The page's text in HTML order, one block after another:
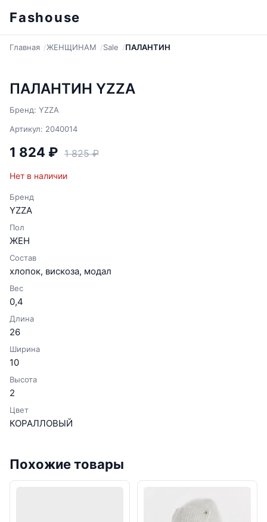
Fashouse
Главная ЖЕНЩИНАМ Sale ПАЛАНТИН
ПАЛАНТИН YZZA
Бренд: YZZA
Артикул: 2040014
1 824 ₽ 1 825 ₽
Нет в наличии
Бренд
YZZA
Пол
ЖЕН
Состав
хлопок, вискоза, модал
Вес
0,4
Длина
26
Ширина
10
Высота
2
Цвет
КОРАЛЛОВЫЙ
Похожие товары